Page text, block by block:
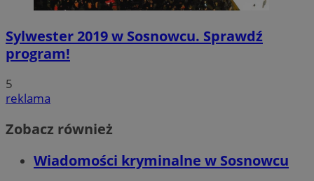
Sylwester 2019 w Sosnowcu. Sprawdź
program!
5
reklama
Zobacz również
Wiadomości kryminalne w Sosnowcu